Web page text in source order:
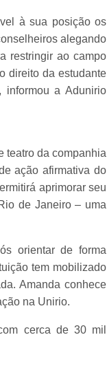
à sua posição os
alegando
restringir ao campo
direito da estudante
informou a Adunirio
teatro da companhia
ação afirmativa do
aprimorar seu
de Janeiro – uma
orientar de forma
tem mobilizado
Amanda conhece
na Unirio.
cerca de 30 mil